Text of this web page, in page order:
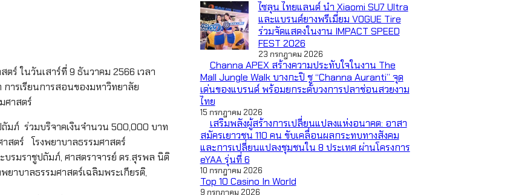
ร์ ในวันเสาร์ที่ 9 ธันวาคม 2566 เวลา
ารเรียนการสอนของมหาวิทยาลัย
ศาสตร์
มภ์ ร่วมบริจาคเงินจำนวน 500,000 บาท
สตร์ โรงพยาบาลธรรมศาสตร์
รมราชูปถัมภ์, ศาสตราจารย์ ดร.สุรพล นิติ
าบาลธรรมศาสตร์เฉลิมพระเกียรติ,
ไซลุน ไทยแลนด์ นำ Xiaomi SU7 Ultra
และแบรนด์ยางพรีเมี่ยม VOGUE Tire
ร่วมจัดแสดงในงาน IMPACT SPEED
FEST 2026
23 กรกฎาคม 2026
Channa APEX สร้างความประทับใจในงาน The
Mall Jungle Walk บางกะปิ ชู “Channa Auranti” จุด
เด่นของแบรนด์ พร้อมยกระดับวงการปลาช่อนสวยงาม
ไทย
15 กรกฎาคม 2026
เสริมพลังผู้สร้างการเปลี่ยนแปลงแห่งอนาคต: อาสา
สมัครเยาวชน 110 คน ขับเคลื่อนผลกระทบทางสังคม
และการเปลี่ยนแปลงชุมชนใน 8 ประเทศ ผ่านโครงการ
eYAA รุ่นที่ 6
10 กรกฎาคม 2026
Top 10 Casino In World
9 กรกฎาคม 2026